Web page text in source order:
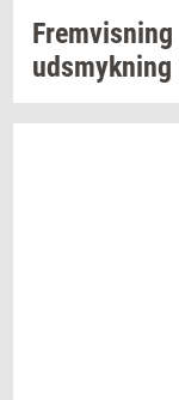
Frem­vis­ning
udsmyk­ning